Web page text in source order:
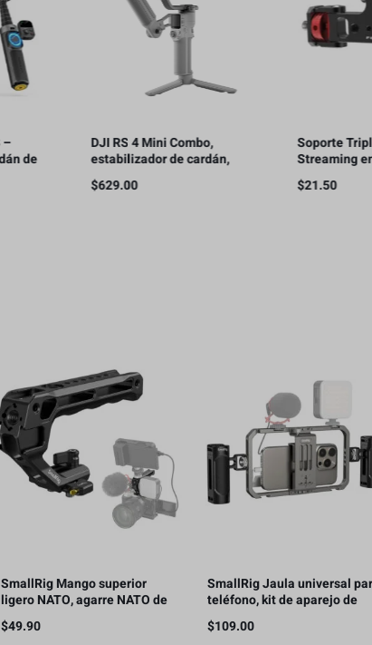
DJI RS 4 Mini Combo,
estabilizador de cardán,
bloqueo automático de ejes,
seguimiento inteligente,
Soporte Triple para
Streaming en Vivo con
Teléfonos Móviles
SmallRig Mango superior
ligero NATO, agarre NATO de
liberación rápida con riel
NATO – 4345
$49.90
SmallRig Jaula universal
teléfono, kit de aparejo de
video para teléfono
inteligente con asas
$109.00